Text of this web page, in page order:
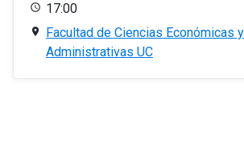
17:00
Facultad de Ciencias Económicas y
Administrativas UC